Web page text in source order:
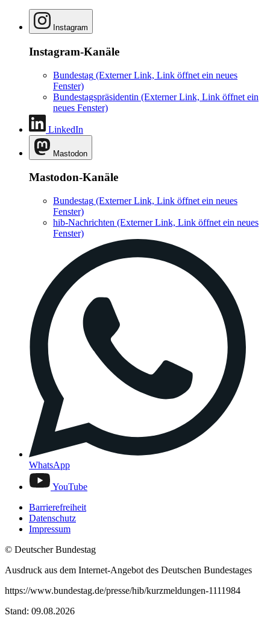
Instagram
Instagram-Kanäle
Bundestag (Externer Link, Link öffnet ein neues
Fenster)
Bundestagspräsidentin (Externer Link, Link öffnet ein
neues Fenster)
LinkedIn
Mastodon
Mastodon-Kanäle
Bundestag (Externer Link, Link öffnet ein neues
Fenster)
hib-Nachrichten (Externer Link, Link öffnet ein neues
Fenster)
WhatsApp
YouTube
Barrierefreiheit
Datenschutz
Impressum
© Deutscher Bundestag
Ausdruck aus dem Internet-Angebot des Deutschen Bundestages
https://www.bundestag.de/presse/hib/kurzmeldungen-1111984
Stand: 09.08.2026